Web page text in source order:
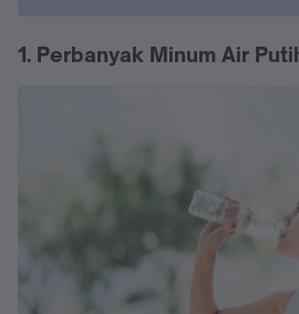
1. Perbanyak Minum Air